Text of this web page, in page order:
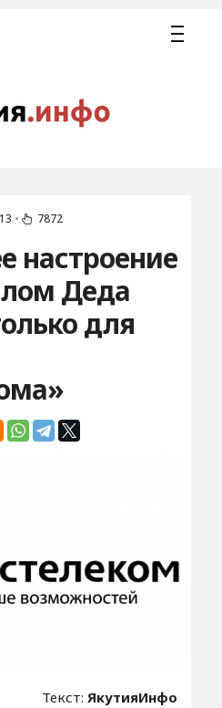
• 7872
настроение
Деда
для
Текст:ЯкутияИнфо